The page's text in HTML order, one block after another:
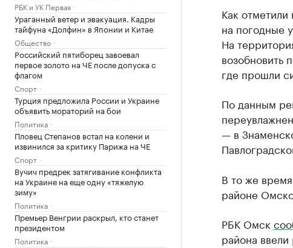
РБК и УК Первая
Ураганный ветер и эвакуация. Кадры
тайфуна «Долфин» в Японии и Китае
Общество
Российский пятиборец завоевал
первое золото на ЧЕ после допуска с
флагом
Спорт
Турция предложила России и Украине
объявить мораторий на бои
Политика
Пловец Степанов встал на колени и
извинился за критику Парижа на ЧЕ
Спорт
Вучич предрек затягивание конфликта
на Украине на еще одну «тяжелую
зиму»
Политика
Премьер Венгрии раскрыл, кто станет
президентом
Политика
Как
на погодные
На
возобновить
где прошли
По данным
— в
В то же
районе
РБК Омск
района